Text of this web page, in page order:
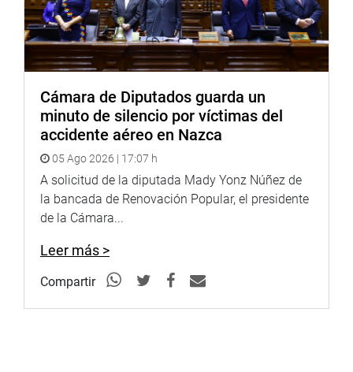
Cámara de Diputados guarda un
minuto de silencio por víctimas del
accidente aéreo en Nazca
05 Ago 2026 | 17:07 h
A solicitud de la diputada Mady Yonz Núñez de
la bancada de Renovación Popular, el presidente
de la Cámara...
Leer más >
Compartir